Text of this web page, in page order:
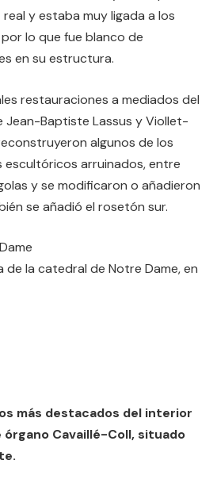
y estaba muy ligada a los
lo que fue blanco de
en su estructura.
restauraciones a mediados del
Jean-Baptiste Lassus y Viollet-
algunos de los
arruinados, entre
y se modificaron o añadieron
se añadió el rosetón sur.
la catedral de Notre Dame, en
más destacados del interior
Cavaillé-Coll, situado